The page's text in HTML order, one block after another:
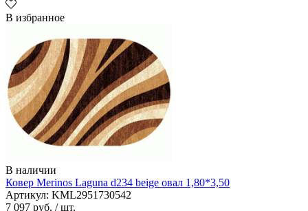
В избранное
В наличии
Ковер Merinos Laguna d234 beige овал 1,80*3,50
Артикул: KML2951730542
7 097 руб. / шт.